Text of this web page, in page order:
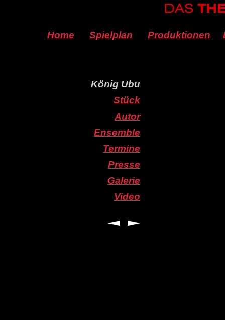
Home Spielplan Produktionen
König Ubu
Stück
Autor
Ensemble
Termine
Presse
Galerie
Video